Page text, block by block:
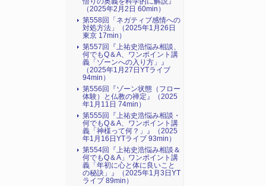
（2025年2月2日 60min）
第558回「ネガティブ感情への
対処方法」（2025年1月26日
東京 17min）
第557回『上祐史浩悩み相談、
何でもQ＆A、ワンポイント講
義「ゾーンへの入り方」』
（2025年1月27日YTライブ
94min）
第556回『ゾーン状態（フロー
体験）と仏教の禅定』（2025
年1月11日 74min）
第555回『上祐史浩悩み相談・
何でもQ＆A、ワンポイント講
義「神様って何？」』（2025
年1月16日YTライブ 93min）
第554回『上祐史浩悩み相談＆
何でもQ＆A」ワンポイント講
義「年初に心と体に良いこと
の秘訣」』（2025年1月3日YT
ライブ 89min）